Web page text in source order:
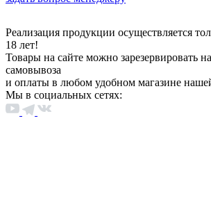
Реализация продукции осуществляется
18 лет!
Товары на сайте можно зарезервировать
самовывоза
и оплаты в любом удобном магазине
Мы в социальных сетях: